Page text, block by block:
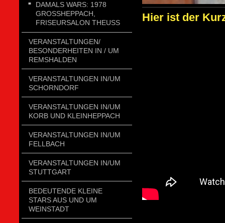
DAMALS WARS: 1978
GROSSHEPPACH, F
RISEURSALON THEUSS
VERANSTALTUNGEN/
BESONDERHEITEN IN / UM
REMSHALDEN
VERANSTALTUNGEN IN/UM
SCHORNDORF
VERANSTALTUNGEN IN/UM
KORB UND KLEINHEPPACH
VERANSTALTUNGEN IN/UM
FELLBACH
VERANSTALTUNGEN IN/UM
STUTTGART
BEDEUTENDE KLEINE
STARS AUS UND UM
WEINSTADT
Hier ist der